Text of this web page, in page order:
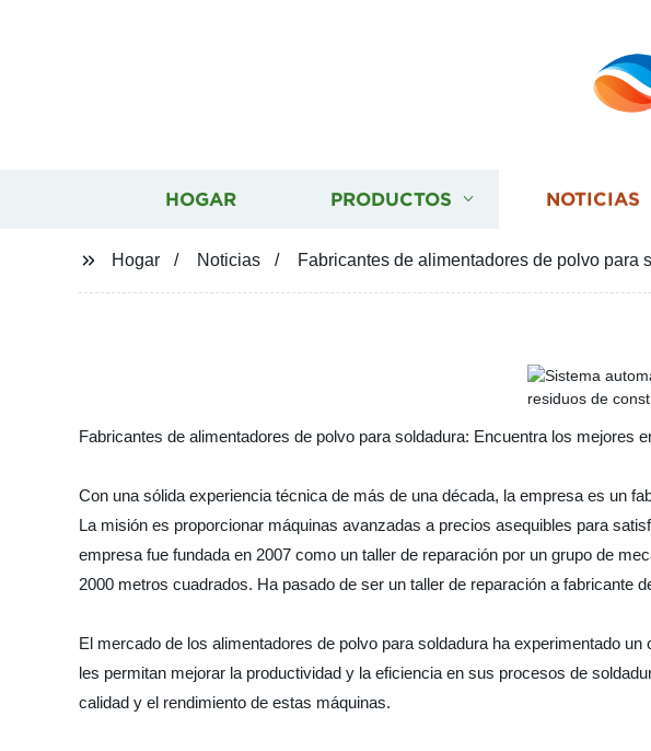
HOGAR PRODUCTOS NOTICIAS
Hogar Noticias Fabricantes de alimentadores de polvo para
Fabricantes de alimentadores de polvo para soldadura: Encuentra los mejores
Con una sólida experiencia técnica de más de una década, la empresa es un
La misión es proporcionar máquinas avanzadas a precios asequibles para
empresa fue fundada en 2007 como un taller de reparación por un grupo de
2000 metros cuadrados. Ha pasado de ser un taller de reparación a fabricante
El mercado de los alimentadores de polvo para soldadura ha experimentado
les permitan mejorar la productividad y la eficiencia en sus procesos de
calidad y el rendimiento de estas máquinas.